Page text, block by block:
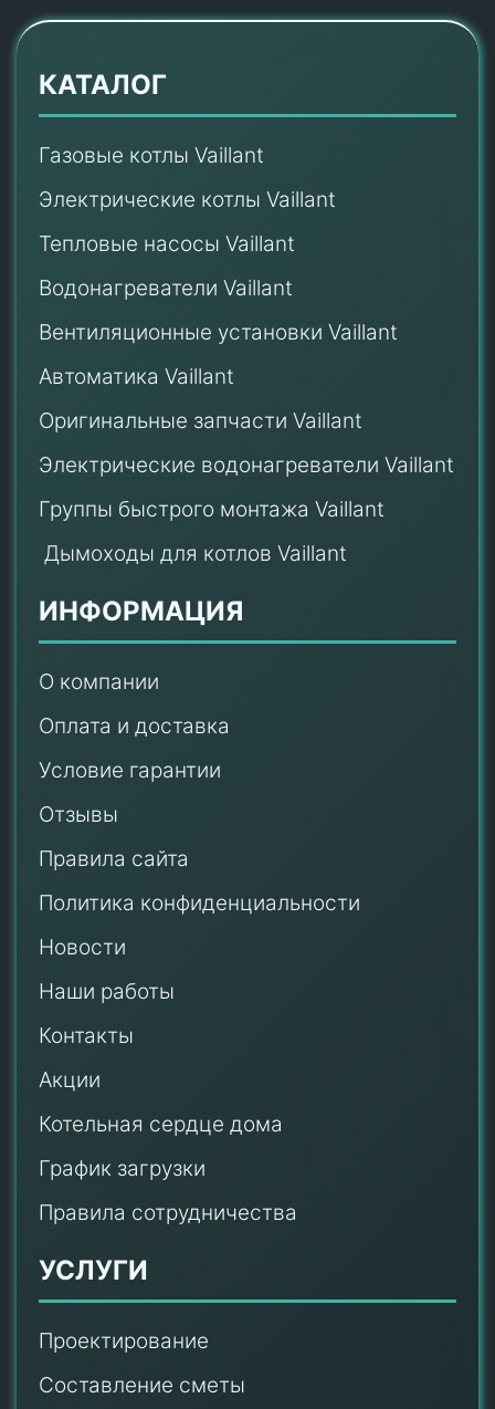
КАТАЛОГ
Газовые котлы Vaillant
Электрические котлы Vaillant
Тепловые насосы Vaillant
Водонагреватели Vaillant
Вентиляционные установки Vaillant
Автоматика Vaillant
Оригинальные запчасти Vaillant
Электрические водонагреватели Vaillant
Группы быстрого монтажа Vaillant
Дымоходы для котлов Vaillant
ИНФОРМАЦИЯ
О компании
Оплата и доставка
Условие гарантии
Отзывы
Правила сайта
Политика конфиденциальности
Новости
Наши работы
Контакты
Акции
Котельная сердце дома
График загрузки
Правила сотрудничества
УСЛУГИ
Проектирование
Составление сметы